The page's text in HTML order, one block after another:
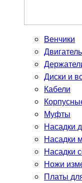
Венчики
Двигатель
Диски и
Кабели
Муфты
Насадки
Насадки
Насадки
Ножи
Платы